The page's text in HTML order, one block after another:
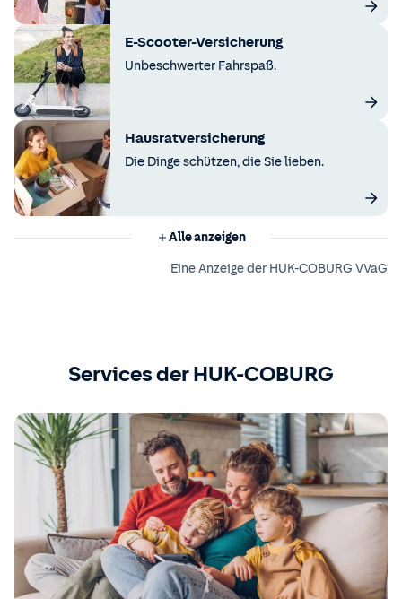
E-Scooter-Versicherung
Unbeschwerter Fahrspaß.
Hausratversicherung
Die Dinge schützen, die Sie lieben.
Alle anzeigen
Eine Anzeige der HUK-COBURG VVaG
Services der HUK-COBURG